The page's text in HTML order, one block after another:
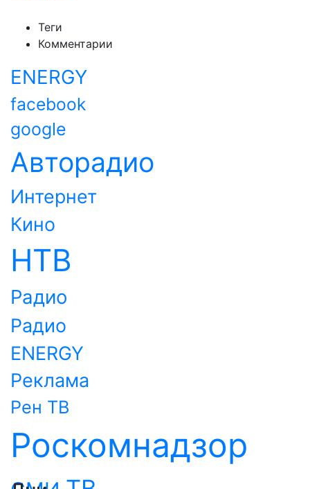
Теги
Комментарии
ENERGY
facebook
google
Авторадио
Интернет
Кино
НТВ
Радио
Радио
ENERGY
Реклама
Рен ТВ
Роскомнадзор